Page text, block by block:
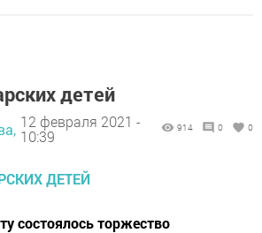
детей
12 февраля 2021 -
10:39
914 0 0
состоялось торжество